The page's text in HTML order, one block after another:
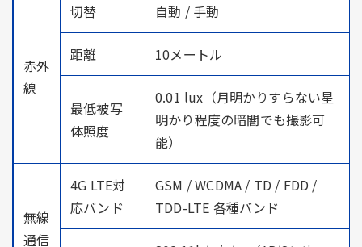
赤外
線
切替 自動 / 手動
距離 10メートル
最低被写
体照度
0.01 lux（月明かりすらない星
明かり程度の暗闇でも撮影可
能）
無線
通信
4G LTE対
応バンド
GSM / WCDMA / TD / FDD /
TDD-LTE 各種バンド